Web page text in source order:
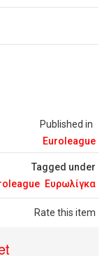
Published in
Euroleague
Tagged under
Ευρωλίγκα
Rate this item